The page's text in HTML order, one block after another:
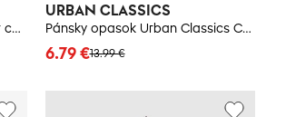
Chunky Buckle belt black/silver color
URBAN CLASSICS
Pánsky opasok Urban Classics Canvas
13.99 €
6.79 €